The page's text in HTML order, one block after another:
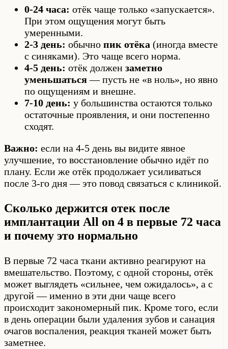
0-24 часа: отёк чаще только «запускается».
При этом ощущения могут быть
умеренными.
2-3 день: обычно пик отёка (иногда вместе
с синяками). Это чаще всего норма.
4-5 день: отёк должен заметно
уменьшаться— пусть не «в ноль», но явно
по ощущениям и внешне.
7-10 день: у большинства остаются только
остаточные проявления, и они постепенно
сходят.
Важно: если на 4-5 день вы видите явное
улучшение, то восстановление обычно идёт по
плану. Если же отёк продолжает усиливаться
после 3-го дня — это повод связаться с клиникой.
Сколько держится отек после
имплантации All on 4 в первые 72 часа
и почему это нормально
В первые 72 часа ткани активно реагируют на
вмешательство. Поэтому, с одной стороны, отёк
может выглядеть «сильнее, чем ожидалось», а с
другой — именно в эти дни чаще всего
происходит закономерный пик. Кроме того, если
в день операции были удаления зубов и санация
очагов воспаления, реакция тканей может быть
заметнее.